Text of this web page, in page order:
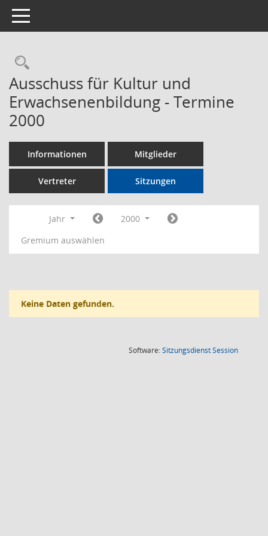
Toggle navigation
Rechercheauswahl
Ausschuss für Kultur und
Erwachsenenbildung - Termine
2000
Informationen Mitglieder
Vertreter Sitzungen
Jahr
2000
Gremium auswählen
Keine Daten gefunden.
Software:SitzungsdienstSession(Wird in